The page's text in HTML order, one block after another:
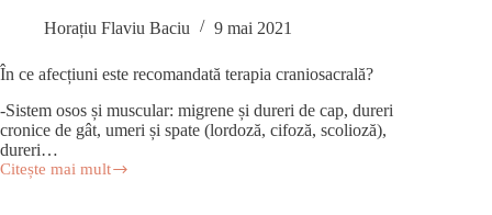
Horațiu Flaviu Baciu 9 mai 2021
În ce afecțiuni este recomandată terapia craniosacrală?
-Sistem osos și muscular: migrene și dureri de cap, dureri
cronice de gât, umeri și spate (lordoză, cifoză, scolioză),
dureri…
Citește mai mult
În